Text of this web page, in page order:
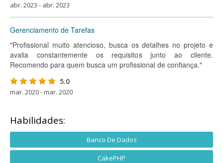
abr. 2023 - abr. 2023
Gerenciamento de Tarefas
"Profissional muito atencioso, busca os detalhes no projeto e
avalia constantemente os requisitos junto ao cliente.
Recomendo para quem busca um profissional de confiança."
5.0
mar. 2020 - mar. 2020
Habilidades:
Banco De Dados
CakePHP